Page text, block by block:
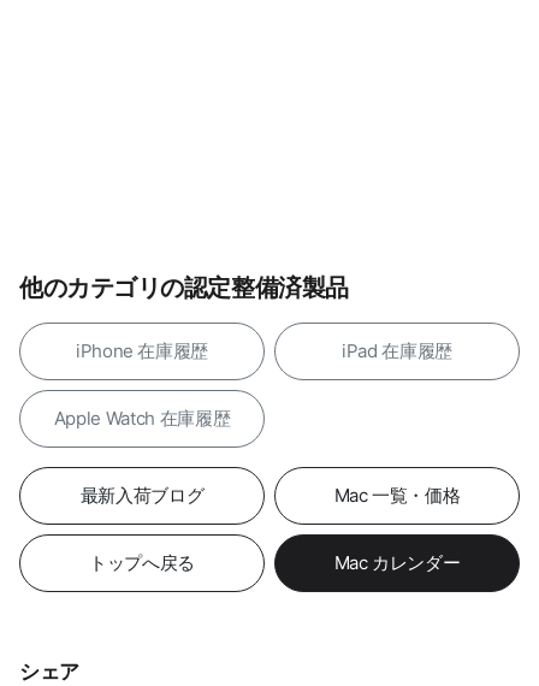
他のカテゴリの認定整備済製品
iPhone 在庫履歴 iPad 在庫履歴
Apple Watch 在庫履歴
最新入荷ブログ Mac 一覧・価格
トップへ戻る Mac カレンダー
シェア